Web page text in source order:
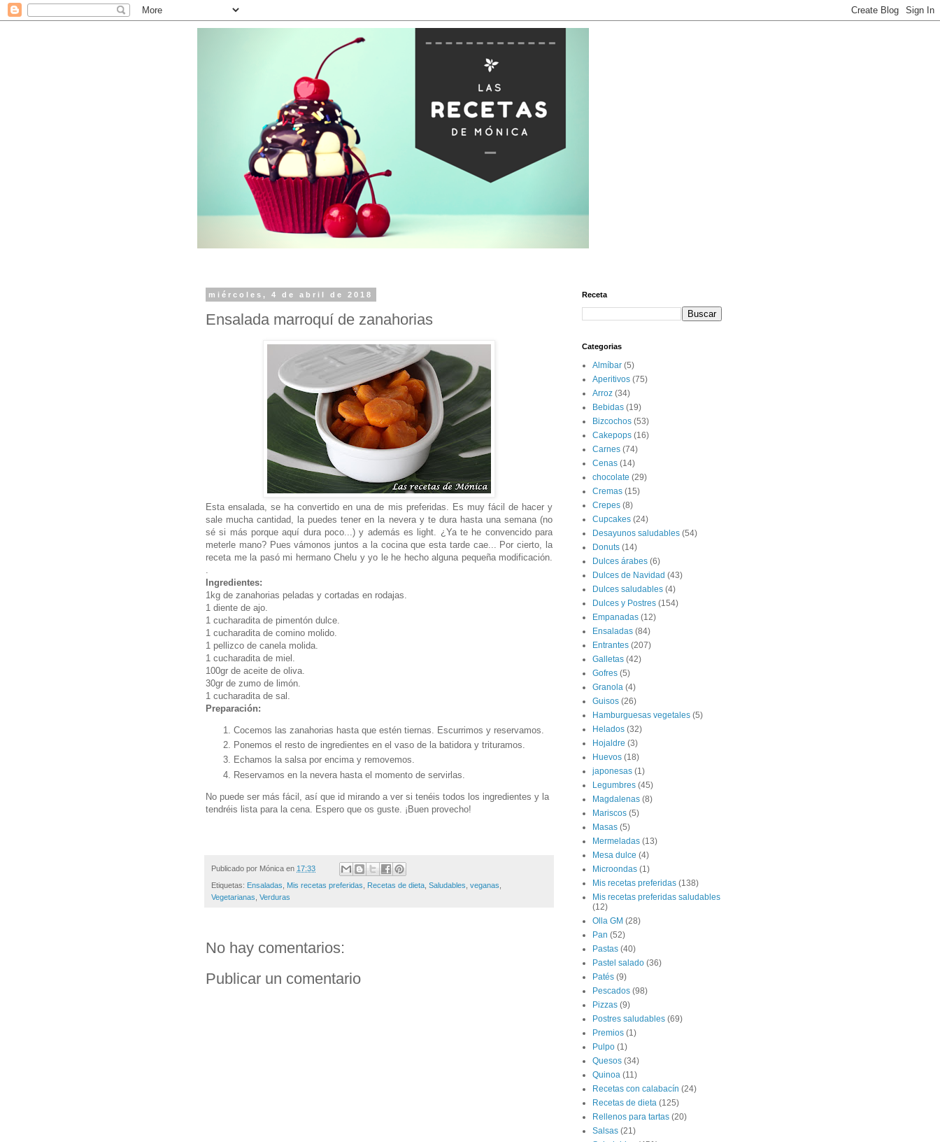
miércoles, 4 de abril de 2018
Ensalada marroquí de zanahorias
Esta ensalada, se ha convertido en una de mis preferidas. Es muy fácil de hacer y
sale mucha cantidad, la puedes tener en la nevera y te dura hasta una semana (no
sé si más porque aquí dura poco...) y además es light. ¿Ya te he convencido para
meterle mano? Pues vámonos juntos a la cocina que esta tarde cae... Por cierto, la
receta me la pasó mi hermano Chelu y yo le he hecho alguna pequeña modificación.
Ingredientes:
1kg de zanahorias peladas y cortadas en rodajas.
1 diente de ajo.
1 cucharadita de pimentón dulce.
1 cucharadita de comino molido.
1 pellizco de canela molida.
1 cucharadita de miel.
100gr de aceite de oliva.
30gr de zumo de limón.
1 cucharadita de sal.
Preparación:
Cocemos las zanahorias hasta que estén tiernas. Escurrimos y reservamos.
Ponemos el resto de ingredientes en el vaso de la batidora y trituramos.
Echamos la salsa por encima y removemos.
Reservamos en la nevera hasta el momento de servirlas.
No puede ser más fácil, así que id mirando a ver si tenéis todos los ingredientes y la
tendréis lista para la cena. Espero que os guste. ¡Buen provecho!
Publicado por Mónica en 17:33
Etiquetas: Ensaladas Mis recetas preferidas Recetas de dieta Saludables veganas
Vegetarianas Verduras
No hay comentarios:
Publicar un comentario
Receta
Categorias
Almíbar (5)
Aperitivos (75)
Arroz (34)
Bebidas (19)
Bizcochos (53)
Cakepops (16)
Carnes (74)
Cenas (14)
chocolate (29)
Cremas (15)
Crepes (8)
Cupcakes (24)
Desayunos saludables (54)
Donuts (14)
Dulces árabes (6)
Dulces de Navidad (43)
Dulces saludables (4)
Dulces y Postres (154)
Empanadas (12)
Ensaladas (84)
Entrantes (207)
Galletas (42)
Gofres (5)
Granola (4)
Guisos (26)
Hamburguesas vegetales (5)
Helados (32)
Hojaldre (3)
Huevos (18)
japonesas (1)
Legumbres (45)
Magdalenas (8)
Mariscos (5)
Masas (5)
Mermeladas (13)
Mesa dulce (4)
Microondas (1)
Mis recetas preferidas (138)
Mis recetas preferidas saludables
(12)
Olla GM (28)
Pan (52)
Pastas (40)
Pastel salado (36)
Patés (9)
Pescados (98)
Pizzas (9)
Postres saludables (69)
Premios (1)
Pulpo (1)
Quesos (34)
Quinoa (11)
Recetas con calabacín (24)
Recetas de dieta (125)
Rellenos para tartas (20)
Salsas (21)